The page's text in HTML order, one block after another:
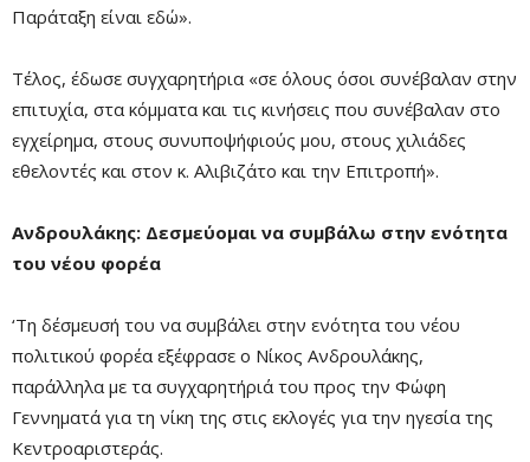
Παράταξη είναι εδώ».
Τέλος, έδωσε συγχαρητήρια «σε όλους όσοι συνέβαλαν στην
επιτυχία, στα κόμματα και τις κινήσεις που συνέβαλαν στο
εγχείρημα, στους συνυποψήφιούς μου, στους χιλιάδες
εθελοντές και στον κ. Αλιβιζάτο και την Επιτροπή».
Ανδρουλάκης: Δεσμεύομαι να συμβάλω στην ενότητα
του νέου φορέα
‘Τη δέσμευσή του να συμβάλει στην ενότητα του νέου
πολιτικού φορέα εξέφρασε ο Νίκος Ανδρουλάκης,
παράλληλα με τα συγχαρητήριά του προς την Φώφη
Γεννηματά για τη νίκη της στις εκλογές για την ηγεσία της
Κεντροαριστεράς.